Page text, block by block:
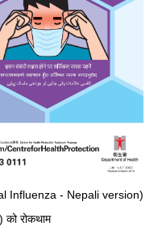
Influenza - Nepali version)
रोकथाम